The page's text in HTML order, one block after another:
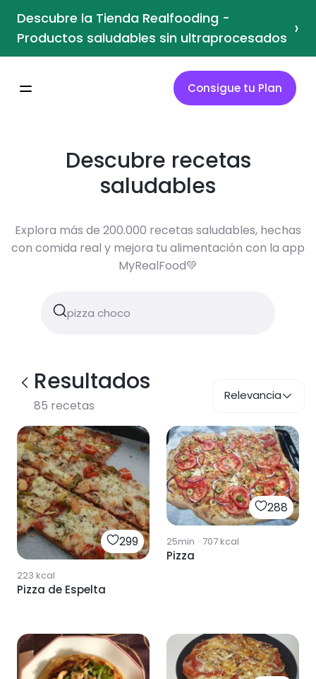
Descubre la Tienda Realfooding -
Productos saludables sin ultraprocesados ›
Consigue tu Plan
Descubre recetas
saludables
Explora más de 200.000 recetas saludables, hechas
con comida real y mejora tu alimentación con la app
MyRealFood💚
Resultados
85 recetas
Relevancia
299
223 kcal
Pizza de Espelta
288
25min · 707kcal
Pizza